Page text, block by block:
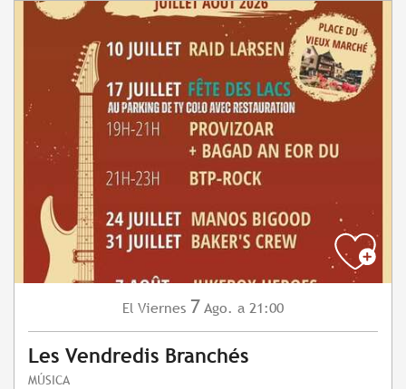
El Viernes 7 Ago. a 21:00
Les Vendredis Branchés
MÚSICA